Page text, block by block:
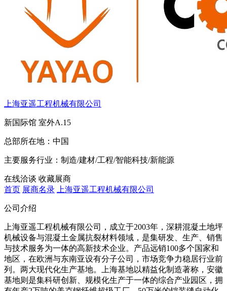
上海亚遥工程机械有限公司
新国际馆 室外A.15
总部所在地： 中国
主要服务行业： 制造/建材/工程/智能科技/新能源
在线洽谈 收藏展商
首页 展商名录 上海亚遥工程机械有限公司
公司介绍
上海亚遥工程机械有限公司，成立于2003年，深耕混凝土地坪
机械设备与混凝土金属抗裂材料领域，是集研发、生产、销售
与技术服务为一体的高新技术企业。产品远销100多个国家和
地区，在欧洲与东南亚设有分子公司，市场竞争力稳居行业前
列。两大现代化生产基地。上海基地以精益化制造著称，安徽
基地则是集科研创新、规模化生产于一体的综合产业园区，拥